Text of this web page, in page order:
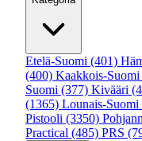
Etelä-Suomi (401)
(400) Kaakkois-Suomi
Suomi (377) Kivääri
(1365) Lounais-Suomi
Pistooli (3350)
Practical (485) PRS